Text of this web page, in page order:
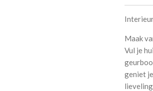
Maak
Vul je
geniet